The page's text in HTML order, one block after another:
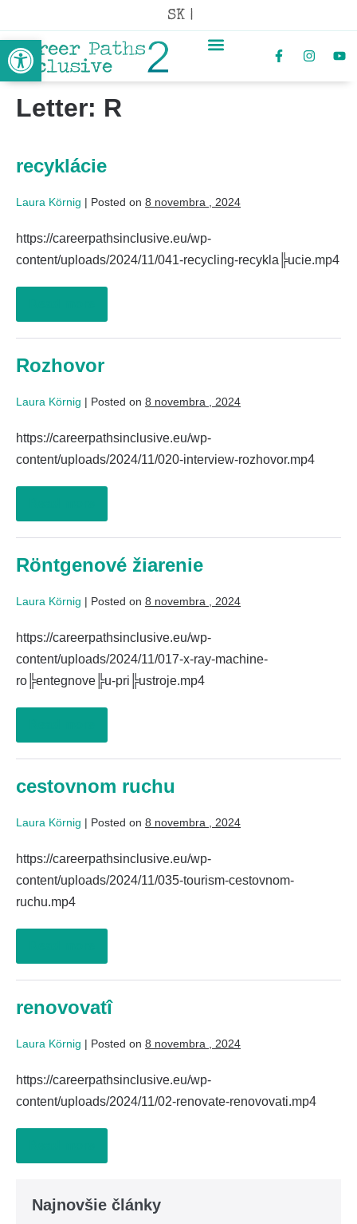
Open toolbar
SK |
Letter: R
recyklácie
Laura Körnig | Posted on 8 novembra , 2024
https://careerpathsinclusive.eu/wp-
content/uploads/2024/11/041-recycling-recykla╠ucie.mp4
Rozhovor
Laura Körnig | Posted on 8 novembra , 2024
https://careerpathsinclusive.eu/wp-
content/uploads/2024/11/020-interview-rozhovor.mp4
Röntgenové žiarenie
Laura Körnig | Posted on 8 novembra , 2024
https://careerpathsinclusive.eu/wp-
content/uploads/2024/11/017-x-ray-machine-
ro╠entegnove╠u-pri╠ustroje.mp4
cestovnom ruchu
Laura Körnig | Posted on 8 novembra , 2024
https://careerpathsinclusive.eu/wp-
content/uploads/2024/11/035-tourism-cestovnom-
ruchu.mp4
renovovatî
Laura Körnig | Posted on 8 novembra , 2024
https://careerpathsinclusive.eu/wp-
content/uploads/2024/11/02-renovate-renovovati.mp4
Najnovšie články